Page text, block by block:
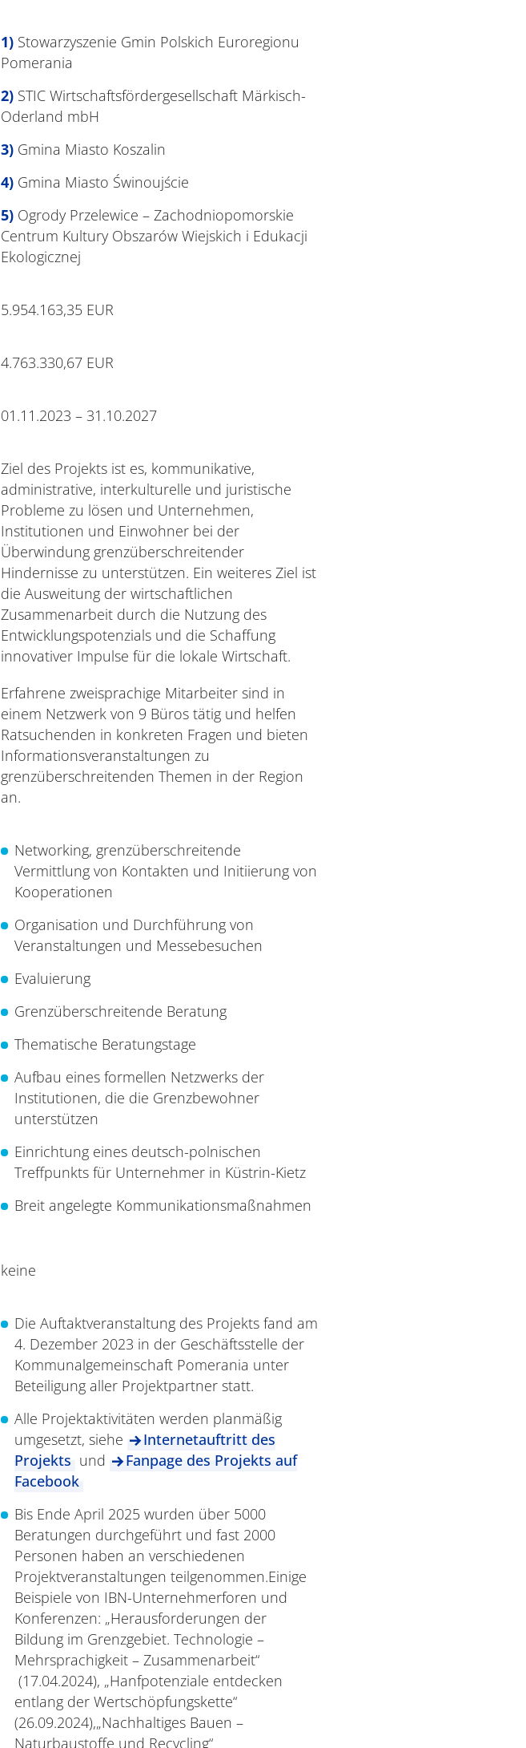
Stowarzyszenie Gmin Polskich Euroregionu
Pomerania
STIC Wirtschaftsfördergesellschaft Märkisch-
Oderland mbH
Gmina Miasto Koszalin
Gmina Miasto Świnoujście
Ogrody Przelewice – Zachodniopomorskie
Centrum Kultury Obszarów Wiejskich i Edukacji
Ekologicznej
5.954.163,35 EUR
4.763.330,67 EUR
01.11.2023 – 31.10.2027
Ziel des Projekts ist es, kommunikative,
administrative, interkulturelle und juristische
Probleme zu lösen und Unternehmen,
Institutionen und Einwohner bei der
Überwindung grenzüberschreitender
Hindernisse zu unterstützen. Ein weiteres Ziel ist
die Ausweitung der wirtschaftlichen
Zusammenarbeit durch die Nutzung des
Entwicklungspotenzials und die Schaffung
innovativer Impulse für die lokale Wirtschaft.
Erfahrene zweisprachige Mitarbeiter sind in
einem Netzwerk von 9 Büros tätig und helfen
Ratsuchenden in konkreten Fragen und bieten
Informationsveranstaltungen zu
grenzüberschreitenden Themen in der Region
an.
Networking, grenzüberschreitende
Vermittlung von Kontakten und Initiierung von
Kooperationen
Organisation und Durchführung von
Veranstaltungen und Messebesuchen
Evaluierung
Grenzüberschreitende Beratung
Thematische Beratungstage
Aufbau eines formellen Netzwerks der
Institutionen, die die Grenzbewohner
unterstützen
Einrichtung eines deutsch-polnischen
Treffpunkts für Unternehmer in Küstrin-Kietz
Breit angelegte Kommunikationsmaßnahmen
keine
Die Auftaktveranstaltung des Projekts fand am
4. Dezember 2023 in der Geschäftsstelle der
Kommunalgemeinschaft Pomerania unter
Beteiligung aller Projektpartner statt.
Alle Projektaktivitäten werden planmäßig
umgesetzt, siehe
Internetauftritt des
Projekts und
Fanpage des Projekts auf
Facebook
Bis Ende April 2025 wurden über 5000
Beratungen durchgeführt und fast 2000
Personen haben an verschiedenen
Projektveranstaltungen teilgenommen.Einige
Beispiele von IBN-Unternehmerforen und
Konferenzen: „Herausforderungen der
Bildung im Grenzgebiet. Technologie –
Mehrsprachigkeit – Zusammenarbeit“
(17.04.2024), „Hanfpotenziale entdecken
entlang der Wertschöpfungskette“
(26.09.2024),„Nachhaltiges Bauen –
Naturbaustoffe und Recycling“